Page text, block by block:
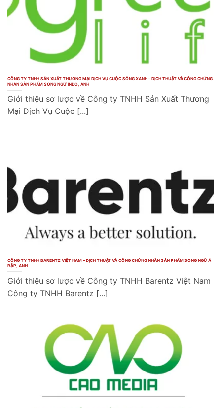
CÔNG TY TNHH SẢN XUẤT THƯƠNG MẠI DỊCH VỤ CUỘC SỐNG XANH – DỊCH THUẬT VÀ CÔNG CHỨNG
NHÃN SẢN PHẨM SONG NGỮ INDO, ANH
Giới thiệu sơ lược về Công ty TNHH Sản Xuất Thương
Mại Dịch Vụ Cuộc [...]
CÔNG TY TNHH BARENTZ VIỆT NAM – DỊCH THUẬT VÀ CÔNG CHỨNG NHÃN SẢN PHẨM SONG NGỮ Ả
RẬP, ANH
Giới thiệu sơ lược về Công ty TNHH Barentz Việt Nam
Công ty TNHH Barentz [...]